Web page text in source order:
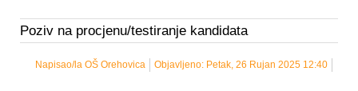
Poziv na procjenu/testiranje kandidata
Objavljeno: Petak, 26 Rujan 2025 12:40
Napisao/la OŠ Orehovica